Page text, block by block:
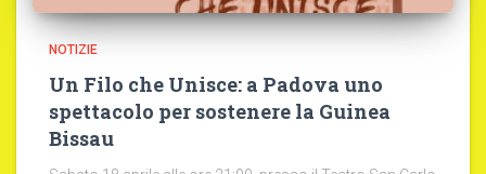
NOTIZIE
Un Filo che Unisce: a Padova uno
spettacolo per sostenere la Guinea
Bissau